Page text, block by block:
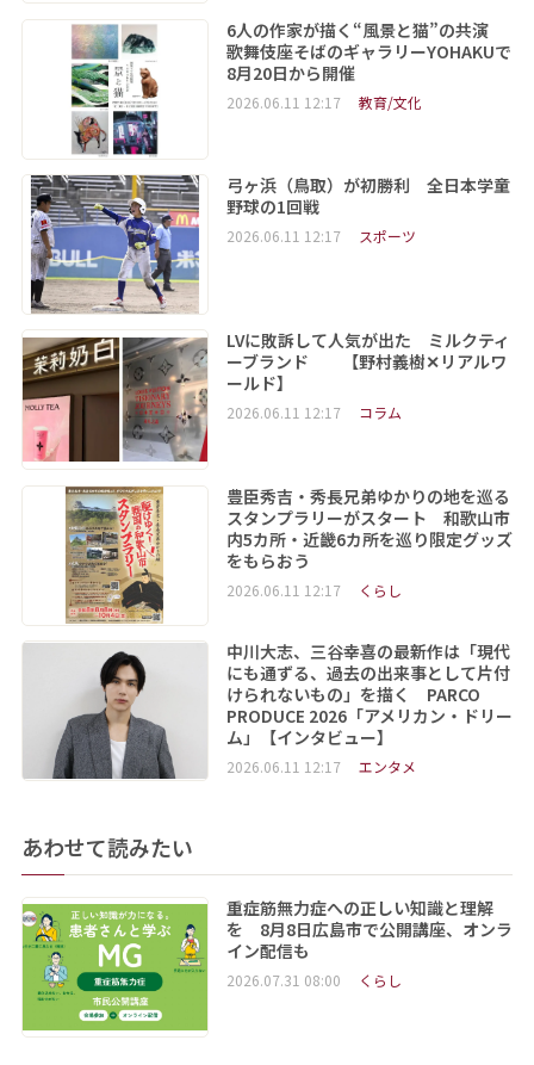
6人の作家が描く“風景と猫”の共演
歌舞伎座そばのギャラリーYOHAKUで
8月20日から開催
2026.06.11 12:17 教育/文化
弓ヶ浜（鳥取）が初勝利 全日本学童
野球の1回戦
2026.06.11 12:17 スポーツ
LVに敗訴して人気が出た ミルクティ
ーブランド 【野村義樹✕リアルワ
ールド】
2026.06.11 12:17 コラム
豊臣秀吉・秀長兄弟ゆかりの地を巡る
スタンプラリーがスタート 和歌山市
内5カ所・近畿6カ所を巡り限定グッズ
をもらおう
2026.06.11 12:17 くらし
中川大志、三谷幸喜の最新作は「現代
にも通ずる、過去の出来事として片付
けられないもの」を描く PARCO
PRODUCE 2026「アメリカン・ドリー
ム」【インタビュー】
2026.06.11 12:17 エンタメ
あわせて読みたい
重症筋無力症への正しい知識と理解
を 8月8日広島市で公開講座、オンラ
イン配信も
2026.07.31 08:00 くらし